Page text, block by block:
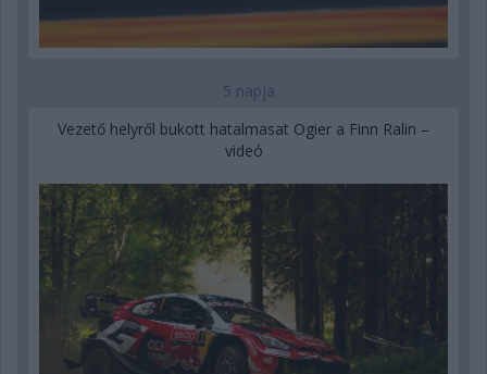
5 napja
Vezető helyről bukott hatalmasat Ogier a Finn Ralin –
videó